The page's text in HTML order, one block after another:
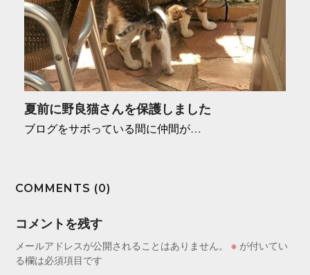
夏前に野良猫さんを保護しました
ブログをサボっている間に仲間が…
COMMENTS (0)
コメントを残す
メールアドレスが公開されることはありません。 ※ が付いてい
る欄は必須項目です